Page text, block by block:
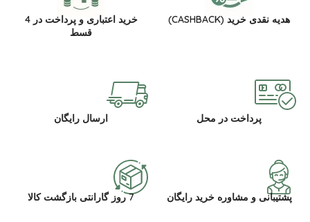
هدیه نقدی خرید (CASHBACK)
خرید اعتباری و پرداخت در 4
قسط
پرداخت در محل ارسال رایگان
پشتیبانی و مشاوره خرید رایگان 7 روز گارانتی بازگشت کالا